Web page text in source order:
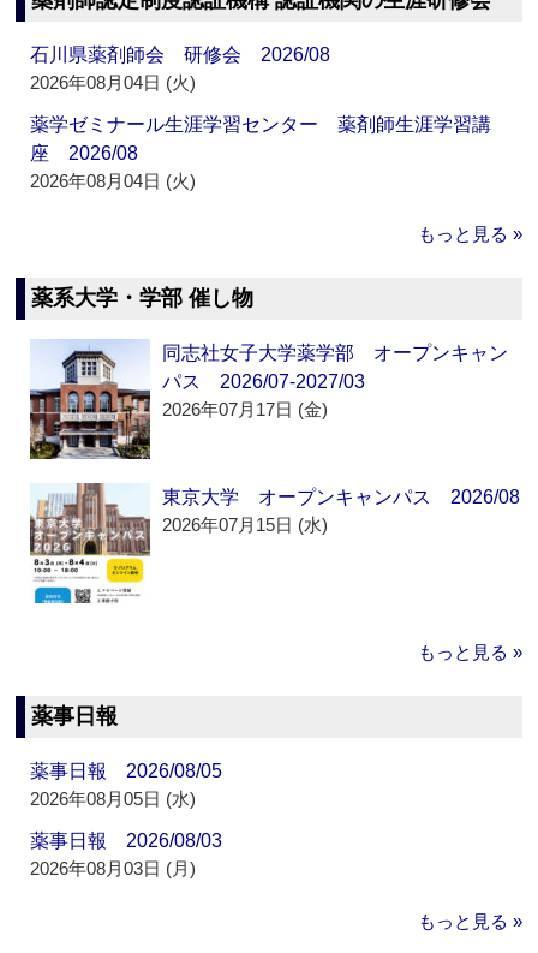
石川県薬剤師会 研修会 2026/08
2026年08月04日 (火)
薬学ゼミナール生涯学習センター 薬剤師生涯学習講
座 2026/08
2026年08月04日 (火)
もっと見る »
薬系大学・学部 催し物
同志社女子大学薬学部 オープンキャン
パス 2026/07-2027/03
2026年07月17日 (金)
東京大学 オープンキャンパス 2026/08
2026年07月15日 (水)
もっと見る »
薬事日報
薬事日報 2026/08/05
2026年08月05日 (水)
薬事日報 2026/08/03
2026年08月03日 (月)
もっと見る »